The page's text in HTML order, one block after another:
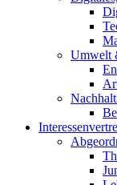
Umwelt